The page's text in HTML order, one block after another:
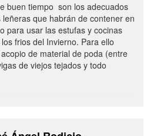
buen tiempo son los adecuados
que habrán de contener en
para usar las estufas y cocinas
frios del Invierno. Para ello
de material de poda (entre
de viejos tejados y todo